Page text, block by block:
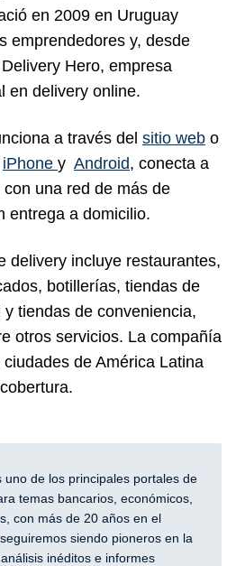
en 2009 en Uruguay
emprendedores y, desde
Hero, empresa
en delivery online.
a través del sitio web o
iPhone y Android, conecta a
una red de más de
entrega a domicilio.
delivery incluye restaurantes,
botillerías, tiendas de
tiendas de conveniencia,
otros servicios. La compañía
de América Latina
uno de los principales portales de
temas bancarios, económicos,
con más de 20 años en el
siendo pioneros en la
inéditos e informes